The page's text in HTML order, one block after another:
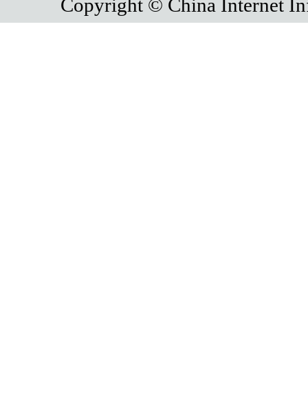
Copyright © China Internet